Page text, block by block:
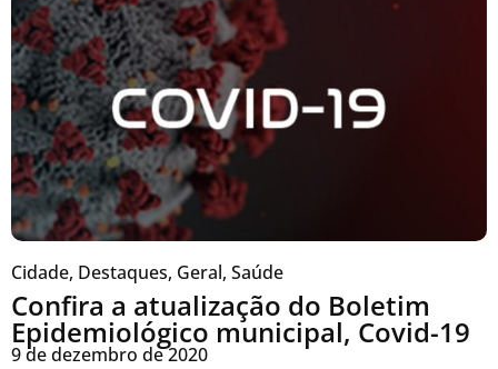
Cidade, Destaques, Geral, Saúde
Confira a atualização do Boletim
Epidemiológico municipal, Covid-19
9 de dezembro de 2020